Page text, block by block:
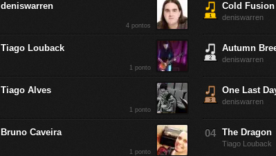
deniswarren
4 pontos
Tiago Louback
1 ponto
Tiago Alves
1 ponto
Bruno Caveira
1 ponto
Cold Fusion
deniswarren
Autumn
deniswarren
One Last
deniswarren
The Dragon
Tiago Louback